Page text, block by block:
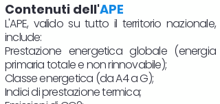
Contenuti dell'APE
L'APE, valido su tutto il territorio nazionale,
include:
Prestazione energetica globale (energia
primaria totale e non rinnovabile);
Classe energetica (da A4 a G);
Indici di prestazione termica;